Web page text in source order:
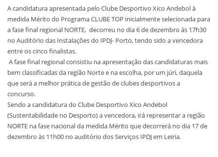
A candidatura apresentada pelo Clube Desportivo Xico Andebol à
medida Mérito do Programa CLUBE TOP inicialmente selecionada para
a fase final regional NORTE, decorreu no dia 6 de dezembro às 17h30
no Auditório das Instalações do IPDJ- Porto, tendo sido a vencedora
entre os cinco finalistas.
A fase final regional consistiu na apresentação das candidaturas mais
bem classificadas da região Norte e na escolha, por um júri, daquela
que será a melhor prática de gestão de clubes desportivos a
concurso.
Sendo a candidatura do Clube Desportivo Xico Andebol
(Sustentabilidade no Desporto) a vencedora, irá representar a região
NORTE na fase nacional da medida Mérito que decorrerá no dia 17 de
dezembro às 11h00 no auditório dos Serviços IPDJ em Leiria.